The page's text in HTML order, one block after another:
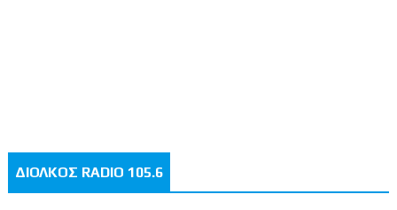
ΔΙΟΛΚΟΣ RADIO 105.6